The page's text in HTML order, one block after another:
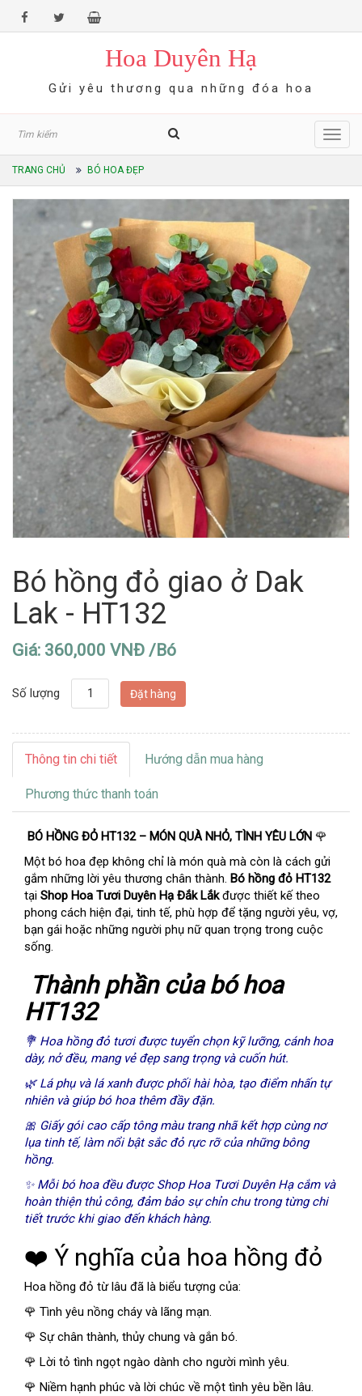
Hoa Duyên Hạ
Gửi yêu thương qua những đóa hoa
TRANG CHỦ BÓ HOA ĐẸP
Bó hồng đỏ giao ở Dak
Lak - HT132
Giá: 360,000 VNĐ /Bó
Số lượng
Thông tin chi tiết Hướng dẫn mua hàng
Phương thức thanh toán
BÓ HỒNG ĐỎ HT132 – MÓN QUÀ NHỎ, TÌNH YÊU LỚN 🌹
Một bó hoa đẹp không chỉ là món quà mà còn là cách gửi
gắm những lời yêu thương chân thành. Bó hồng đỏ HT132
tại Shop Hoa Tươi Duyên Hạ Đắk Lắkđược thiết kế theo
phong cách hiện đại, tinh tế, phù hợp để tặng người yêu, vợ,
bạn gái hoặc những người phụ nữ quan trọng trong cuộc
sống.
Thành phần của bó hoa
HT132
💐 Hoa hồng đỏ tươi được tuyển chọn kỹ lưỡng, cánh hoa
dày, nở đều, mang vẻ đẹp sang trọng và cuốn hút.
🌿 Lá phụ và lá xanh được phối hài hòa, tạo điểm nhấn tự
nhiên và giúp bó hoa thêm đầy đặn.
🎀 Giấy gói cao cấp tông màu trang nhã kết hợp cùng nơ
lụa tinh tế, làm nổi bật sắc đỏ rực rỡ của những bông
hồng.
✨ Mỗi bó hoa đều được Shop Hoa Tươi Duyên Hạ cắm và
hoàn thiện thủ công, đảm bảo sự chỉn chu trong từng chi
tiết trước khi giao đến khách hàng.
❤️ Ý nghĩa của hoa hồng đỏ
Hoa hồng đỏ từ lâu đã là biểu tượng của:
🌹 Tình yêu nồng cháy và lãng mạn.
🌹 Sự chân thành, thủy chung và gắn bó.
🌹 Lời tỏ tình ngọt ngào dành cho người mình yêu.
🌹 Niềm hạnh phúc và lời chúc về một tình yêu bền lâu.